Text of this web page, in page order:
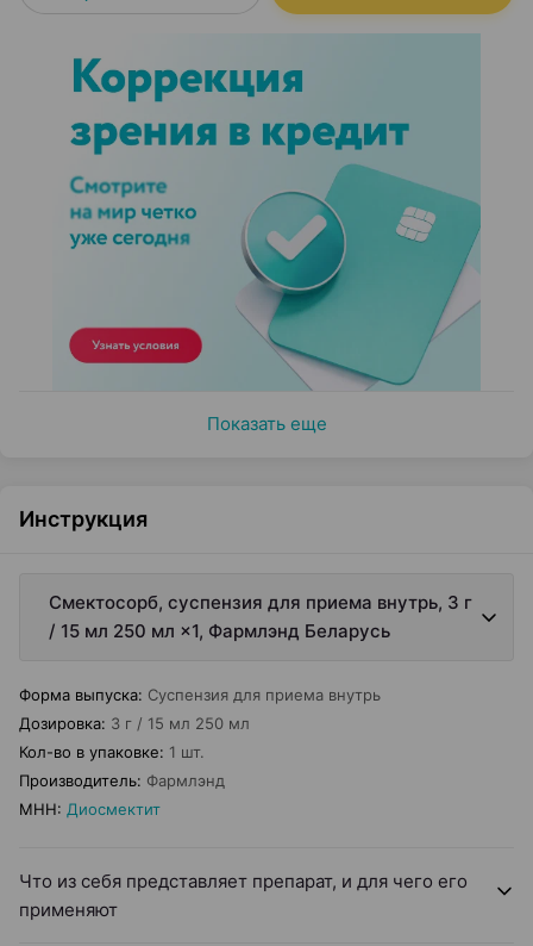
Показать еще
Инструкция
Смектосорб, суспензия для приема внутрь, 3 г
/ 15 мл 250 мл ×1, Фармлэнд Беларусь
Форма выпуска: Суспензия для приема внутрь
Дозировка: 3 г / 15 мл 250 мл
Кол-во в упаковке: 1 шт.
Производитель: Фармлэнд
МНН: Диосмектит
Что из себя представляет препарат, и для чего его
применяют